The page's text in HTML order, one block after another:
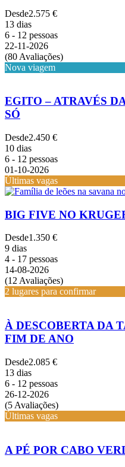
Desde2.575 €
13 dias
6 - 12 pessoas
22-11-2026
(80 Avaliações)
Nova viagem
EGITO – ATRAVÉS
SÓ
Desde2.450 €
10 dias
6 - 12 pessoas
01-10-2026
Últimas vagas
BIG FIVE NO
Desde1.350 €
9 dias
4 - 17 pessoas
14-08-2026
(12 Avaliações)
2 lugares para confirmar
À DESCOBERTA DA
FIM DE ANO
Desde2.085 €
13 dias
6 - 12 pessoas
26-12-2026
(5 Avaliações)
Últimas vagas
A PÉ POR CABO